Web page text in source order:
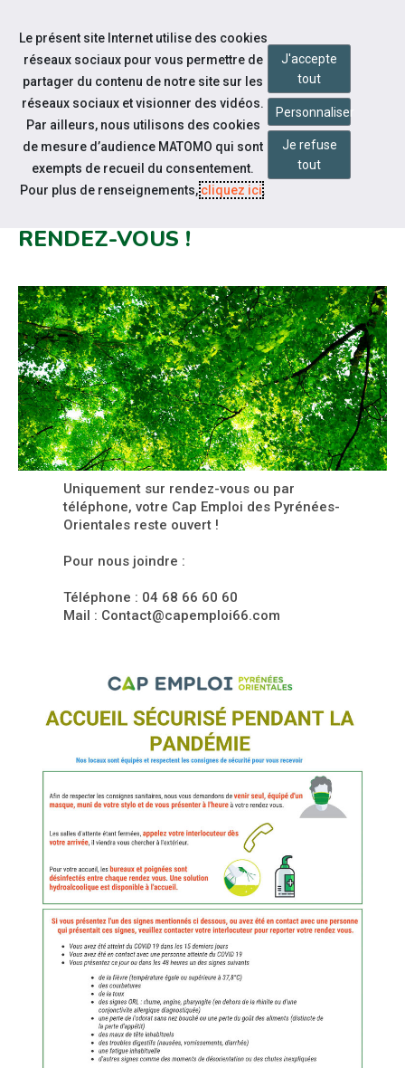
Aller au contenu
Notre actualité
VOTRE CAP EMPLOI 66 RESTE
RENDEZ-VOUS !
Uniquement sur rendez-vous ou par
téléphone, votre Cap Emploi des Pyrénées-
Orientales reste ouvert !
Pour nous joindre :
Téléphone : 04 68 66 60 60
Mail : Contact@capemploi66.com
Le présent site Internet utilise des cookies
réseaux sociaux pour vous permettre de
partager du contenu de notre site sur les
réseaux sociaux et visionner des vidéos.
Par ailleurs, nous utilisons des cookies
de mesure d’audience MATOMO qui sont
exempts de recueil du consentement.
Pour plus de renseignements,cliquez ici.
J'accepte
tout
Personnaliser
Je refuse
tout